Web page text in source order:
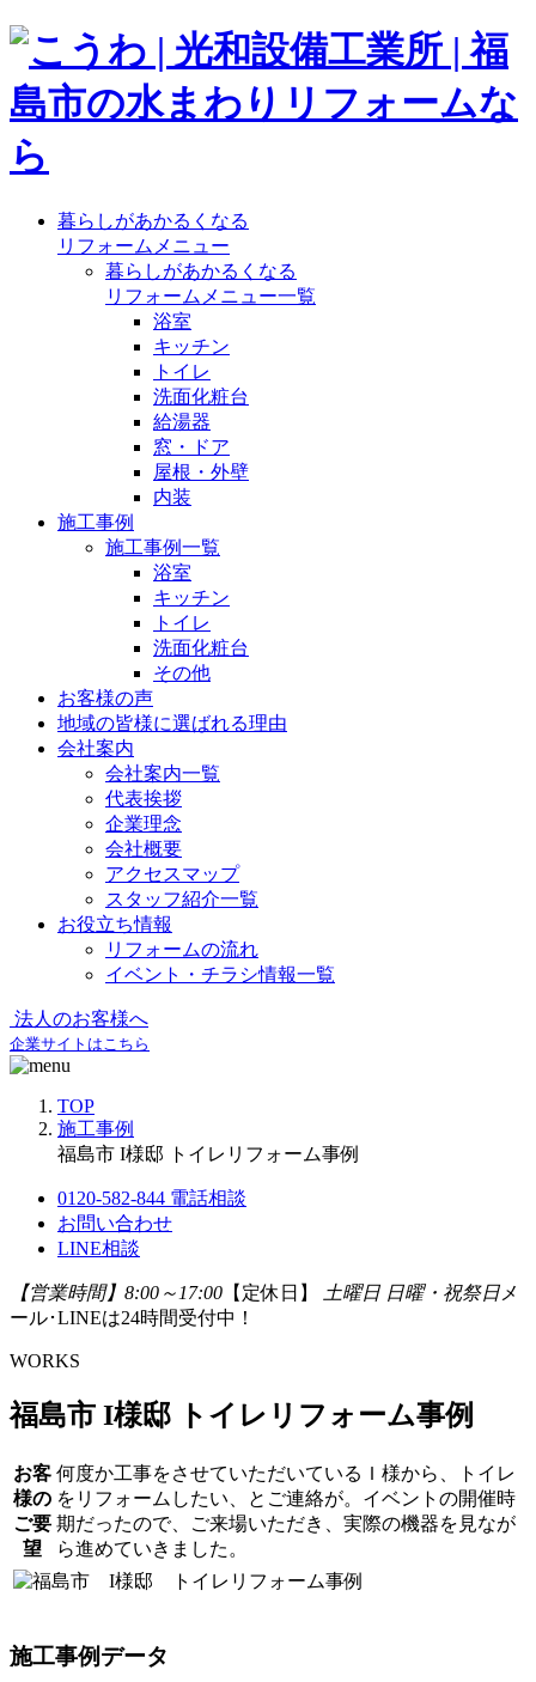
暮らしがあかるくなる
リフォームメニュー
暮らしがあかるくなる
リフォームメニュー一覧
浴室
キッチン
トイレ
洗面化粧台
給湯器
窓・ドア
屋根・外壁
内装
施工事例
施工事例一覧
浴室
キッチン
トイレ
洗面化粧台
その他
お客様の声
地域の皆様に選ばれる理由
会社案内
会社案内一覧
代表挨拶
企業理念
会社概要
アクセスマップ
スタッフ紹介一覧
お役立ち情報
リフォームの流れ
イベント・チラシ情報一覧
法人のお客様へ
企業サイトはこちら
TOP
施工事例
福島市 I様邸 トイレリフォーム事例
0120-582-844 電話相談
お問い合わせ
LINE相談
【営業時間】8:00～17:00 【定休日】 土曜日 日曜・祝祭日 メ
ール･LINEは24時間受付中！
WORKS
福島市 I様邸 トイレリフォーム事例
お客
様の
ご要
望
何度か工事をさせていただいているＩ様から、トイレ
をリフォームしたい、とご連絡が。イベントの開催時
期だったので、ご来場いただき、実際の機器を見なが
ら進めていきました。
施工事例データ